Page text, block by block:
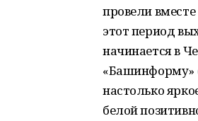
провели
этот период
начинается в
«Башинформу»
настолько
белой